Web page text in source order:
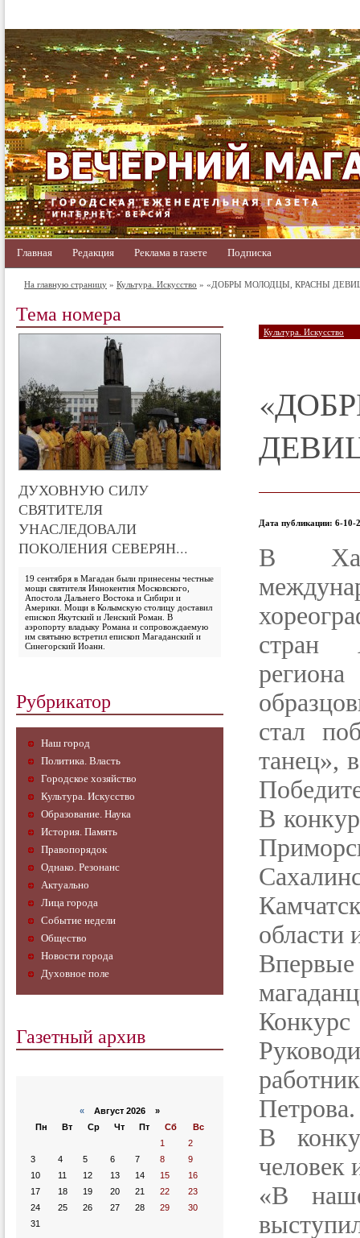
Главная Редакция Реклама в газете Подписка
На главную страницу » Культура. Искусство » «ДОБРЫ МОЛОДЦЫ, КРАСНЫ
Тема номера
ДУХОВНУЮ СИЛУ
СВЯТИТЕЛЯ
УНАСЛЕДОВАЛИ
ПОКОЛЕНИЯ СЕВЕРЯН...
19 сентября в Магадан были принесены честные
мощи святителя Иннокентия Московского,
Апостола Дальнего Востока и Сибири и
Америки. Мощи в Колымскую столицу доставил
епископ Якутский и Ленский Роман. В
аэропорту владыку Романа и сопровождаемую
им святыню встретил епископ Магаданский и
Синегорский Иоанн.
Рубрикатор
Наш город
Политика. Власть
Городское хозяйство
Культура. Искусство
Образование. Наука
История. Память
Правопорядок
Однако. Резонанс
Актуально
Лица города
Событие недели
Общество
Новости города
Духовное поле
Газетный архив
« Август 2026 »
Пн
Вт Ср Чт Пт Сб
Вс
1
2
3
4 5 6 7 8
9
10
11 12 13 14 15
16
17
18 19 20 21 22
23
24
25 26 27 28 29
30
31
Культура. Искусство
Дата публикации: 6-10-
В
стран
стал
танец»,
В
Петрова.
В
человек
«В